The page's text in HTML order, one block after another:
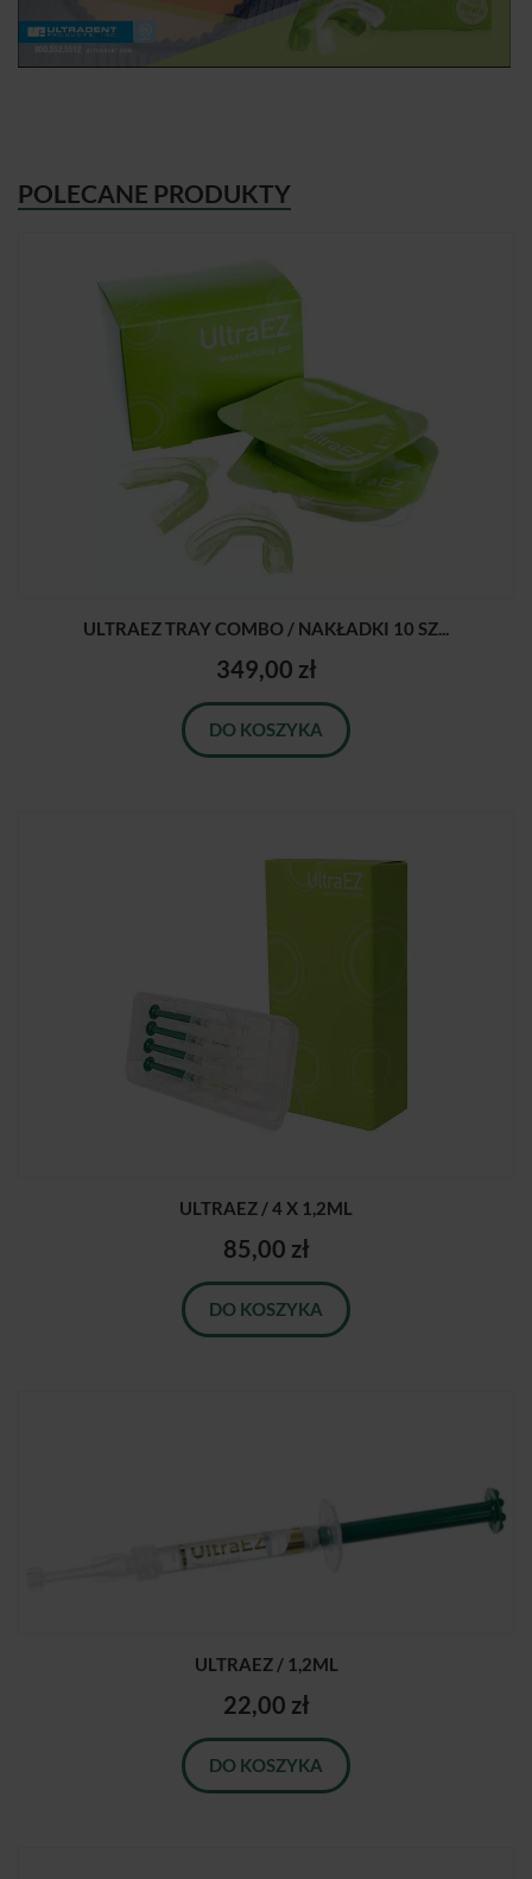
POLECANE PRODUKTY
ULTRAEZ TRAY COMBO / NAKŁADKI 10 SZ...
349,00 zł
DO KOSZYKA
ULTRAEZ / 4 X 1,2ML
85,00 zł
DO KOSZYKA
ULTRAEZ / 1,2ML
22,00 zł
DO KOSZYKA